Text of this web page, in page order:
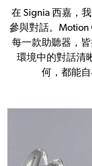
在 Signia 西嘉，
參與對話。Motion
每一款助聽器，
環境中的對話清
何，都能自